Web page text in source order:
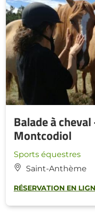
Balade à
Montcodiol
Sports équestres
Saint-Anthème
RÉSERVATION EN